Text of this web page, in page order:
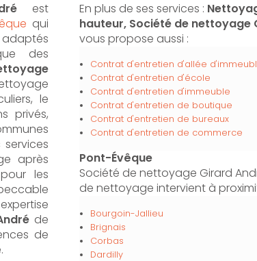
est
qui
des
le
privés,
après
les
de
de
En plus de ses services :
hauteur, Société de nettoyage
vous propose aussi :
Contrat d'entretien d'allée
Contrat d'entretien d'école
Contrat d'entretien d'immeuble
Contrat d'entretien de boutique
Contrat d'entretien de bureaux
Contrat d'entretien de commerce
Pont-Évêque
Société de nettoyage Girard
de nettoyage intervient à
Bourgoin-Jallieu
Brignais
Corbas
Dardilly